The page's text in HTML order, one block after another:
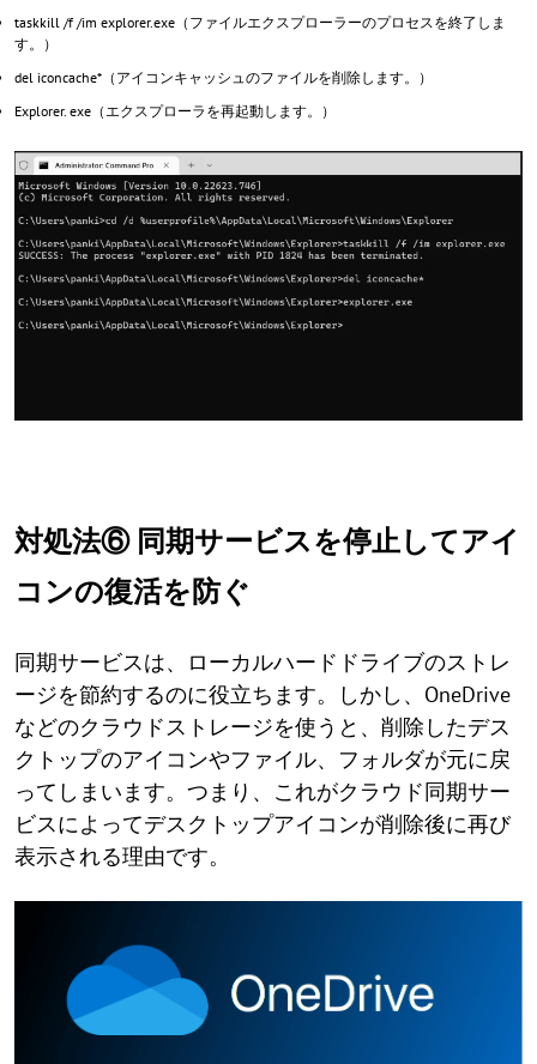
taskkill /f /im explorer.exe（ファイルエクスプローラーのプロセスを終了しま
す。）
del iconcache*（アイコンキャッシュのファイルを削除します。）
Explorer. exe（エクスプローラを再起動します。）
対処法⑥ 同期サービスを停止してアイ
コンの復活を防ぐ
同期サービスは、ローカルハードドライブのストレ
ージを節約するのに役立ちます。しかし、OneDrive
などのクラウドストレージを使うと、削除したデス
クトップのアイコンやファイル、フォルダが元に戻
ってしまいます。つまり、これがクラウド同期サー
ビスによってデスクトップアイコンが削除後に再び
表示される理由です。